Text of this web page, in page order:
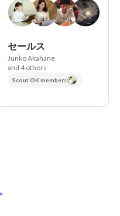
セールス
Junko Akahane
and 4 others
Scout OK members